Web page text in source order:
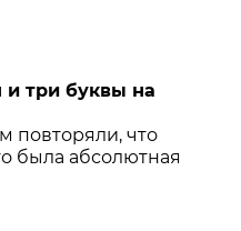
три буквы на
повторяли, что
была абсолютная